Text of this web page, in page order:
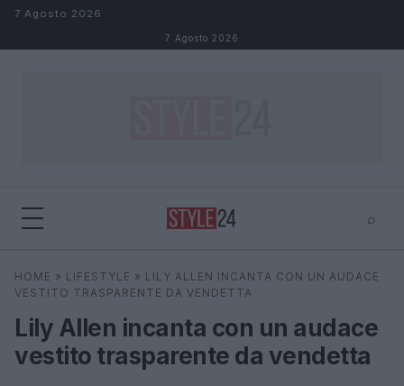
Salta al contenuto
7 Agosto 2026
7 Agosto 2026
⌕
Cerca ⌕ ×
HOME » LIFESTYLE » LILY ALLEN INCANTA CON UN AUDACE
VESTITO TRASPARENTE DA VENDETTA
Lily Allen incanta con un audace
vestito trasparente da vendetta